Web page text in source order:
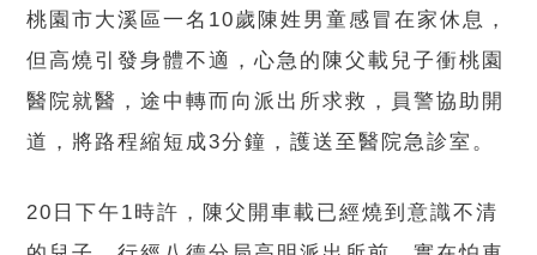
桃園市大溪區一名10歲陳姓男童感冒在家休息，
但高燒引發身體不適，心急的陳父載兒子衝桃園
醫院就醫，途中轉而向派出所求救，員警協助開
道，將路程縮短成3分鐘，護送至醫院急診室。
20日下午1時許，陳父開車載已經燒到意識不清